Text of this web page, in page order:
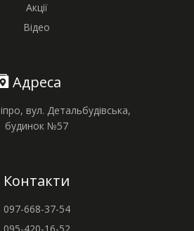
Акції
Відео
Адреса
вул. Детальбудівська,
будинок №57
Контакти
097-668-37-54